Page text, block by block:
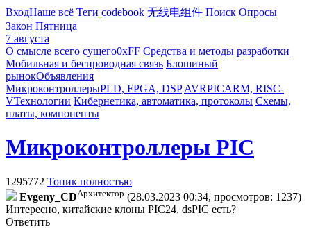
ВходНаше всё Теги codebook 无线电组件 Поиск Опросы
Закон Пятница
7 августа
О смысле всего сущего0xFF Средства и методы разработки
Мобильная и беспроводная связь Блошиный
рынокОбъявления
МикроконтроллерыPLD, FPGA, DSP AVRPICARM, RISC-
VТехнологии Кибернетика, автоматика, протоколы Схемы,
платы, компоненты
Микроконтроллеры PIC
1295772 Топик полностью
Evgeny_CDАрхитектор (28.03.2023 00:34, просмотров: 1237)
Интересно, китайские клоны PIC24, dsPIC есть?
Ответить